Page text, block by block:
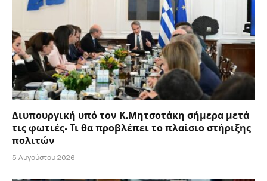
Διυπουργική υπό τον Κ.Μητσοτάκη σήμερα μετά
τις φωτιές- Τι θα προβλέπει το πλαίσιο στήριξης
πολιτών
5 Αυγούστου 2026